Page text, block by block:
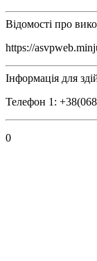
Відомості про
https://
Інформація для
Телефон 1:
0